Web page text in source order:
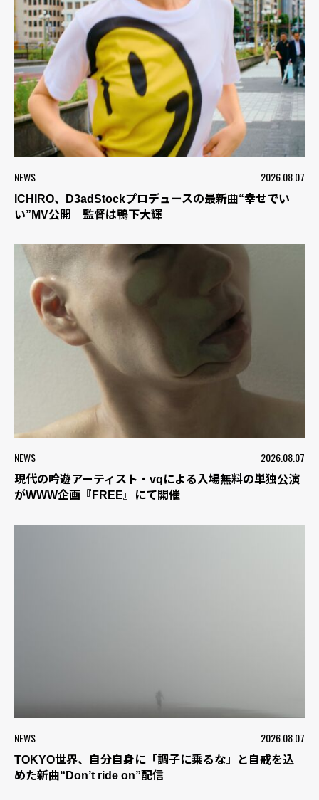
NEWS 2026.08.07
ICHIRO、D3adStockプロデュースの最新曲“幸せでい
い”MV公開 監督は鴨下大輝
NEWS 2026.08.07
現代の吟遊アーティスト・vqによる入場無料の単独公演
がWWW企画『FREE』にて開催
NEWS 2026.08.07
TOKYO世界、自分自身に「調子に乗るな」と自戒を込
めた新曲“Don’t ride on”配信